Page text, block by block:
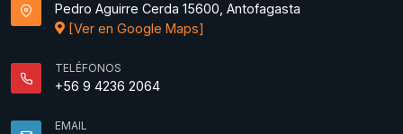
Pedro Aguirre Cerda 15600, Antofagasta
[Ver en Google Maps]
TELÉFONOS
+56 9 4236 2064
EMAIL